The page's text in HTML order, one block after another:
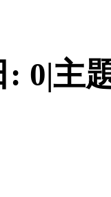
: 0|主